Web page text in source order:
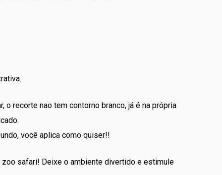
o recorte nao tem contorno branco, já é na própria
você aplica como quiser!!
safari! Deixe o ambiente divertido e estimule